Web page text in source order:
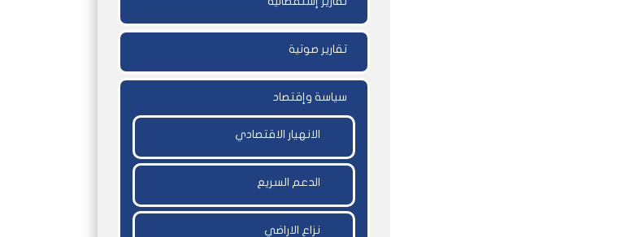
تقارير صوتية
سياسة وإقتصاد
الانهيار الاقتصادي
الدعم السريع
نزاع الاراضي